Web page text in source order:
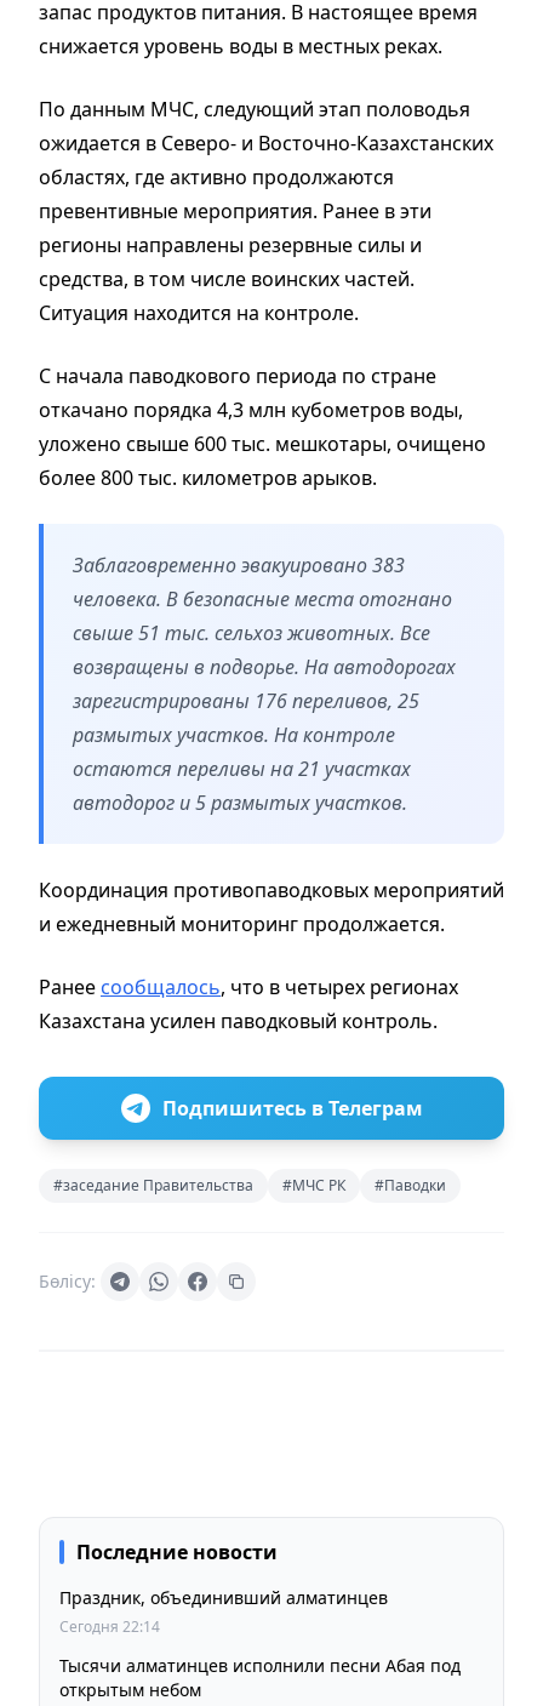
запас продуктов питания. В настоящее время
снижается уровень воды в местных реках.
По данным МЧС, следующий этап половодья
ожидается в Северо- и Восточно-Казахстанских
областях, где активно продолжаются
превентивные мероприятия. Ранее в эти
регионы направлены резервные силы и
средства, в том числе воинских частей.
Ситуация находится на контроле.
С начала паводкового периода по стране
откачано порядка 4,3 млн кубометров воды,
уложено свыше 600 тыс. мешкотары, очищено
более 800 тыс. километров арыков.
Заблаговременно эвакуировано 383
человека. В безопасные места отогнано
свыше 51 тыс. сельхоз животных. Все
возвращены в подворье. На автодорогах
зарегистрированы 176 переливов, 25
размытых участков. На контроле
остаются переливы на 21 участках
автодорог и 5 размытых участков.
Координация противопаводковых мероприятий
и ежедневный мониторинг продолжается.
Ранее сообщалось, что в четырех регионах
Казахстана усилен паводковый контроль.
Подпишитесь в Телеграм
#заседание Правительства #МЧС РК #Паводки
Бөлісу:
Последние новости
Праздник, объединивший алматинцев
Сегодня 22:14
Тысячи алматинцев исполнили песни Абая под
открытым небом